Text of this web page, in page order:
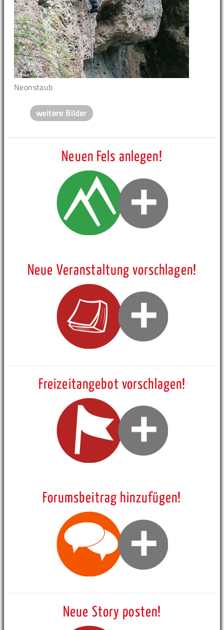
Neonstaub
weitere Bilder
Neuen Fels anlegen!
Neue Veranstaltung vorschlagen!
Freizeitangebot vorschlagen!
Forumsbeitrag hinzufügen!
Neue Story posten!